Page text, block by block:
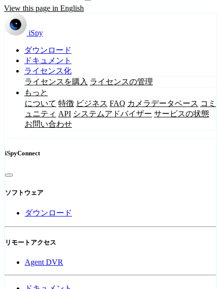
View this page in English
iSpy
ダウンロード
ドキュメント
ライセンス化
ライセンスを購入 ライセンスの管理
もっと
について 特徴 ビジネス FAQ カメラデータベース コミ
ュニティ API システムアドバイザー サービスの状態
お問い合わせ
iSpyConnect
ソフトウェア
ダウンロード
リモートアクセス
Agent DVR